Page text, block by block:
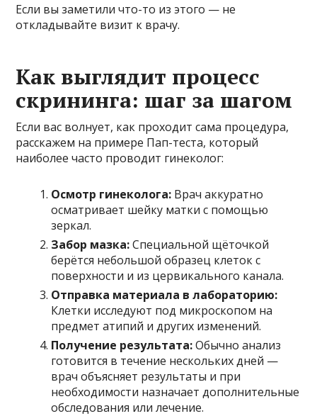
Если вы заметили что-то из этого — не
откладывайте визит к врачу.
Как выглядит процесс
скрининга: шаг за шагом
Если вас волнует, как проходит сама процедура,
расскажем на примере Пап-теста, который
наиболее часто проводит гинеколог:
Осмотр гинеколога: Врач аккуратно
осматривает шейку матки с помощью
зеркал.
Забор мазка:Специальной щёточкой
берётся небольшой образец клеток с
поверхности и из цервикального канала.
Отправка материала в лабораторию:
Клетки исследуют под микроскопом на
предмет атипий и других изменений.
Получение результата:Обычно анализ
готовится в течение нескольких дней —
врач объясняет результаты и при
необходимости назначает дополнительные
обследования или лечение.